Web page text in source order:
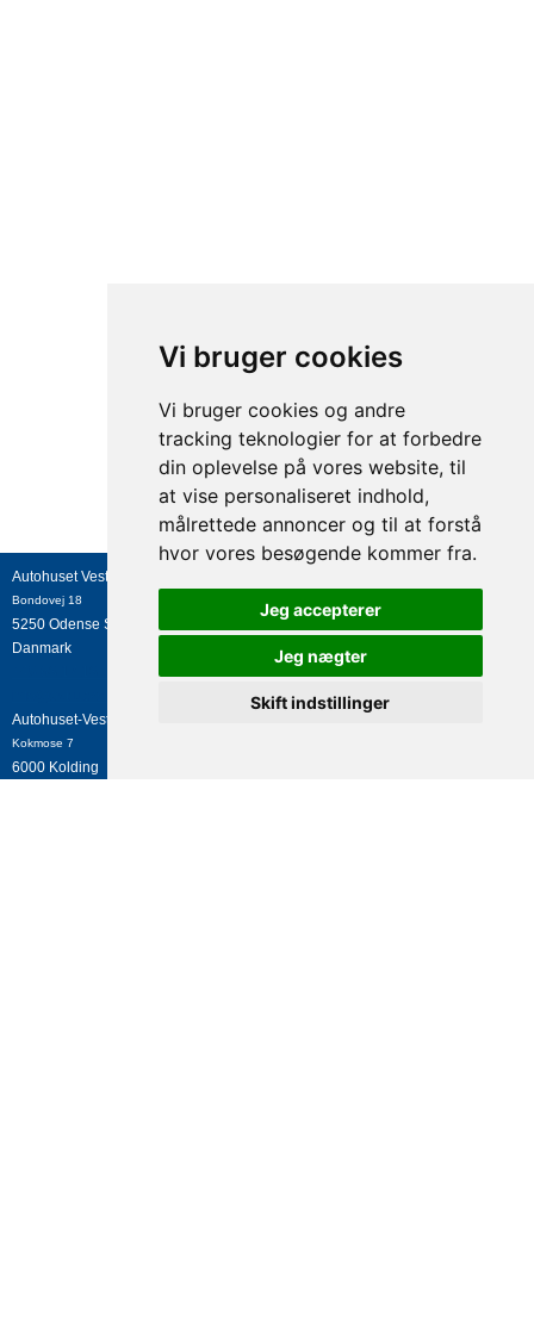
Vi bruger cookies
Vi bruger cookies og andre
tracking teknologier for at forbedre
din oplevelse på vores website, til
at vise personaliseret indhold,
målrettede annoncer og til at forstå
hvor vores besøgende kommer fra.
Jeg accepterer
Jeg nægter
Skift indstillinger
Autohuset Vestergaard A/S
Bondovej 18
5250 Odense SV
Danmark
Autohuset-Vestergaard A/S
Kokmose 7
6000 Kolding